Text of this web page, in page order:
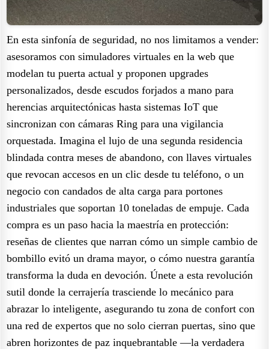
En esta sinfonía de seguridad, no nos limitamos a vender:
asesoramos con simuladores virtuales en la web que
modelan tu puerta actual y proponen upgrades
personalizados, desde escudos forjados a mano para
herencias arquitectónicas hasta sistemas IoT que
sincronizan con cámaras Ring para una vigilancia
orquestada. Imagina el lujo de una segunda residencia
blindada contra meses de abandono, con llaves virtuales
que revocan accesos en un clic desde tu teléfono, o un
negocio con candados de alta carga para portones
industriales que soportan 10 toneladas de empuje. Cada
compra es un paso hacia la maestría en protección:
reseñas de clientes que narran cómo un simple cambio de
bombillo evitó un drama mayor, o cómo nuestra garantía
transforma la duda en devoción. Únete a esta revolución
sutil donde la cerrajería trasciende lo mecánico para
abrazar lo inteligente, asegurando tu zona de confort con
una red de expertos que no solo cierran puertas, sino que
abren horizontes de paz inquebrantable —la verdadera